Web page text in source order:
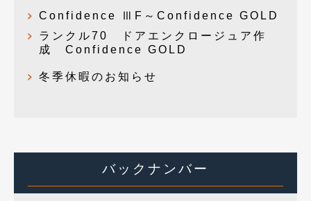
Confidence ⅢF～Confidence GOLD
ランクル70 ドアエンクロージュア作
成 Confidence GOLD
冬季休暇のお知らせ
バックナンバー